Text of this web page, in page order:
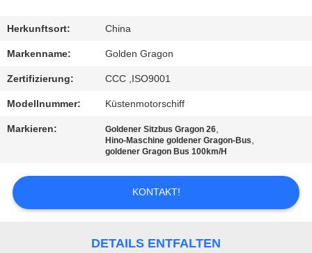
SIE
MIT
UNS
IN
VERBINDUNG
SIE EIN
ZITAT
Herkunftsort: China
Markenname: Golden Gragon
Zertifizierung: CCC ,ISO9001
Modellnummer: Küstenmotorschiff
Markieren: Goldener Sitzbus Gragon 26,
Hino-Maschine goldener Gragon-Bus,
goldener Gragon Bus 100km/H
KONTAKT!
DETAILS ENTFALTEN